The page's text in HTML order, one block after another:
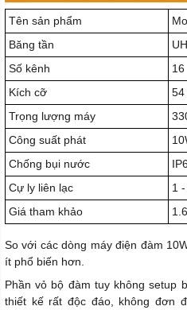
Tên sản phẩm
Băng tần
Số kênh
16
Kích cỡ
54
Trọng lượng máy
Công suất phát
Chống bụi nước
Cự ly liên lạc
1
Giá tham khảo
So với các dòng máy điện đàm
ít phổ biến hơn.
Phần vỏ bộ đàm tuy không setup
thiết kế rất độc đáo, không đơn